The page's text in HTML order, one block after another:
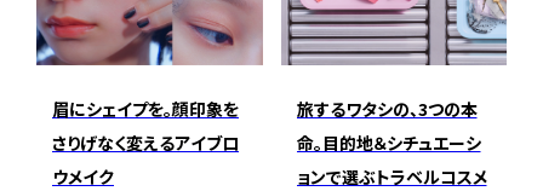
眉にシェイプを。顔印象を
さりげなく変えるアイブロ
ウメイク
旅するワタシの、3つの本
命。目的地＆シチュエーシ
ョンで選ぶトラベルコスメ